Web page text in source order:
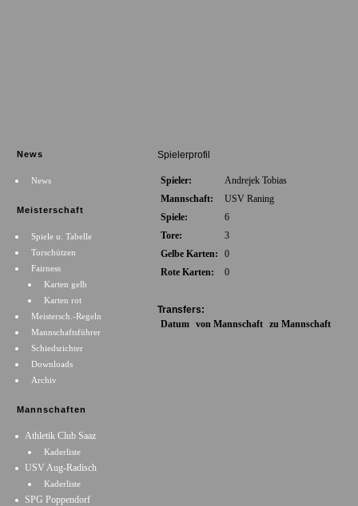
News
News
Meisterschaft
Spiele u. Tabelle
Torschützen
Fairness
Karten gelb
Karten rot
Meistersch.-Regeln
Mannschaftsführer
Schiedsrichter
Downloads
Archiv
Mannschaften
Athletik Club Saaz
Kaderliste
USV Aug-Radisch
Kaderliste
SPG Poppendorf
Spielerprofil
Spieler:
Andrejek Tobias
Mannschaft:
USV Raning
Spiele:
6
Tore:
3
Gelbe Karten:
0
Rote Karten:
0
Transfers:
Datum von Mannschaft zu Mannschaft